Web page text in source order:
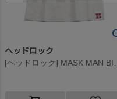
ヘッドロック